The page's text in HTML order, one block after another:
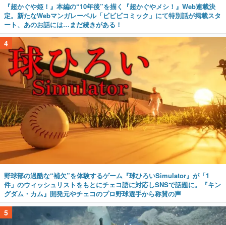
『超かぐや姫！』本編の“10年後”を描く『超かぐやメシ！』Web連載決
定。新たなWebマンガレーベル「ビビビコミック」にて特別話が掲載スタ
ート、あのお話には…まだ続きがある！
4
野球部の過酷な“補欠”を体験するゲーム『球ひろいSimulator』が「1
件」のウィッシュリストをもとにチェコ語に対応しSNSで話題に。『キン
グダム・カム』開発元やチェコのプロ野球選手から称賛の声
5